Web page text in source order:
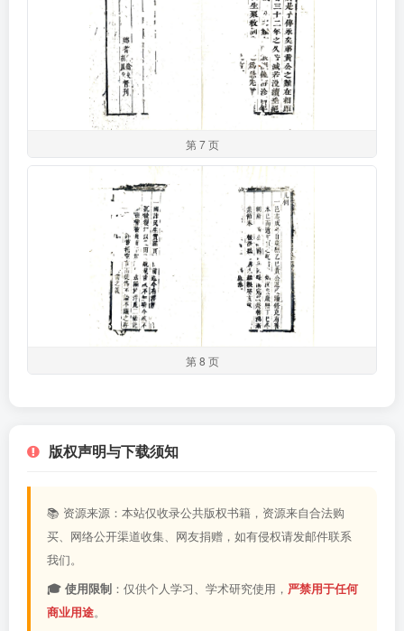
第 7 页
第 8 页
版权声明与下载须知
📚 资源来源：本站仅收录公共版权书籍，资源来自合法购
买、网络公开渠道收集、网友捐赠，如有侵权请发邮件联系
我们。
🎓 使用限制 ：仅供个人学习、学术研究使用， 严禁用于任何
商业用途。